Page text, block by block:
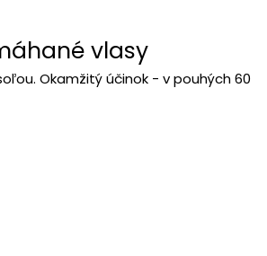
vlasy
Okamžitý účinok - v pouhých 60